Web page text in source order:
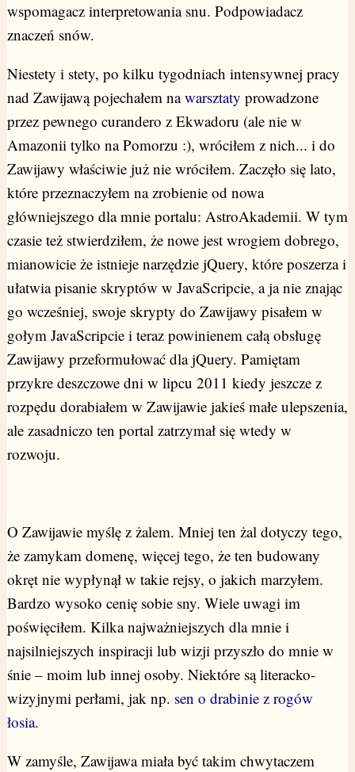
wspomagacz interpretowania snu. Podpowiadacz
znaczeń snów.
Niestety i stety, po kilku tygodniach intensywnej pracy
nad Zawijawą pojechałem nawarsztaty prowadzone
przez pewnego curandero z Ekwadoru (ale nie w
Amazonii tylko na Pomorzu :), wróciłem z nich... i do
Zawijawy właściwie już nie wróciłem. Zaczęło się lato,
które przeznaczyłem na zrobienie od nowa
główniejszego dla mnie portalu: AstroAkademii. W tym
czasie też stwierdziłem, że nowe jest wrogiem dobrego,
mianowicie że istnieje narzędzie jQuery, które poszerza i
ułatwia pisanie skryptów w JavaScripcie, a ja nie znając
go wcześniej, swoje skrypty do Zawijawy pisałem w
gołym JavaScripcie i teraz powinienem całą obsługę
Zawijawy przeformułować dla jQuery. Pamiętam
przykre deszczowe dni w lipcu 2011 kiedy jeszcze z
rozpędu dorabiałem w Zawijawie jakieś małe ulepszenia,
ale zasadniczo ten portal zatrzymał się wtedy w
rozwoju.
O Zawijawie myślę z żalem. Mniej ten żal dotyczy tego,
że zamykam domenę, więcej tego, że ten budowany
okręt nie wypłynął w takie rejsy, o jakich marzyłem.
Bardzo wysoko cenię sobie sny. Wiele uwagi im
poświęciłem. Kilka najważniejszych dla mnie i
najsilniejszych inspiracji lub wizji przyszło do mnie w
śnie – moim lub innej osoby. Niektóre są literacko-
wizyjnymi perłami, jak np. sen o drabinie z rogów
łosia.
W zamyśle, Zawijawa miała być takim chwytaczem